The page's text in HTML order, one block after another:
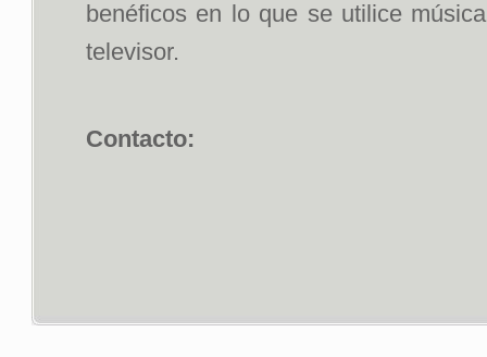
benéficos en lo que se utilice
televisor.
Contacto: